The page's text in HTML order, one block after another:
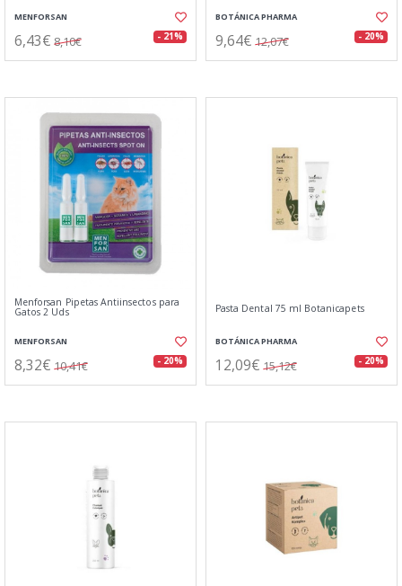
MENFORSAN
6,43€ 8,10€ - 21%
BOTÁNICA PHARMA
9,64€ 12,07€ - 20%
Menforsan Pipetas Antiinsectos para
Gatos 2 Uds
MENFORSAN
8,32€ 10,41€ - 20%
Pasta Dental 75 ml Botanicapets
BOTÁNICA PHARMA
12,09€ 15,12€ - 20%